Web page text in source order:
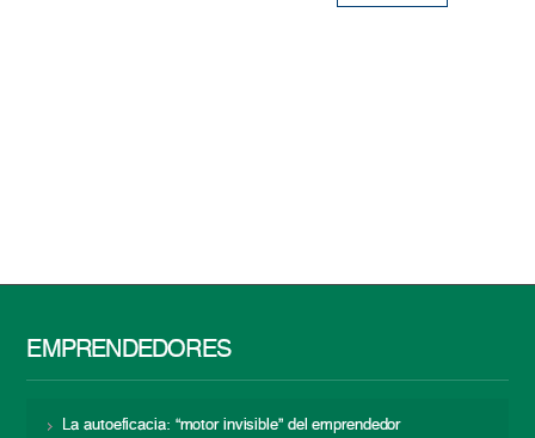
EMPRENDEDORES
La autoeficacia: “motor invisible” del emprendedor